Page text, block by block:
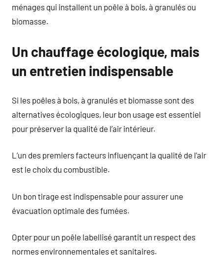
ménages qui installent un poêle à bois, à granulés ou
biomasse.
Un chauffage écologique, mais
un entretien indispensable
Si les poêles à bois, à granulés et biomasse sont des
alternatives écologiques, leur bon usage est essentiel
pour préserver la qualité de l’air intérieur.
L’un des premiers facteurs influençant la qualité de l’air
est le choix du combustible.
Un bon tirage est indispensable pour assurer une
évacuation optimale des fumées.
Opter pour un poêle labellisé garantit un respect des
normes environnementales et sanitaires.